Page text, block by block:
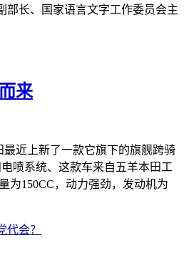
部长、国家语言文字工作委员会主
来
最近上新了一款它旗下的旗舰跨骑
喷系统、这款车来自五羊本田工
为150CC，动力强劲，发动机为